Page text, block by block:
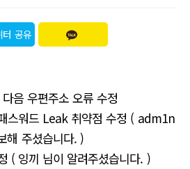
터 공유
음 우편주소 오류 수정
스워드 Leak 취약점 수정 ( adm1n
해 주셨습니다. )
( 잉끼 님이 알려주셨습니다. )